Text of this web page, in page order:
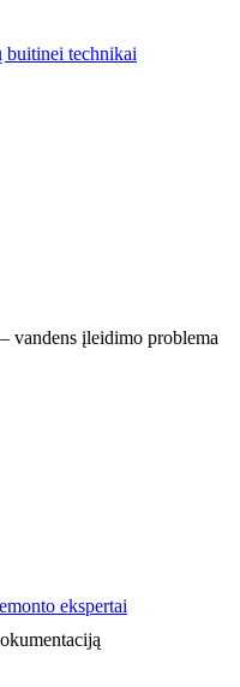
buitinei technikai
vandens įleidimo problema
ekspertai